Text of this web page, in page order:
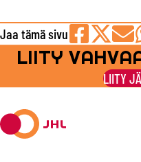
Jaa tämä sivu
Jaa
Facebookissa
Jaa
X:ssä
Jaa
LIITY
LIITY